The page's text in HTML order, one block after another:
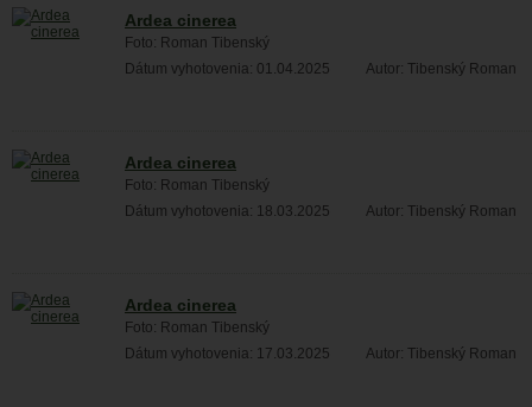
Ardea cinerea
Foto: Roman Tibenský
Dátum vyhotovenia: 01.04.2025
Autor: Tibenský Roman
Ardea cinerea
Foto: Roman Tibenský
Dátum vyhotovenia: 18.03.2025
Autor: Tibenský Roman
Ardea cinerea
Foto: Roman Tibenský
Dátum vyhotovenia: 17.03.2025
Autor: Tibenský Roman